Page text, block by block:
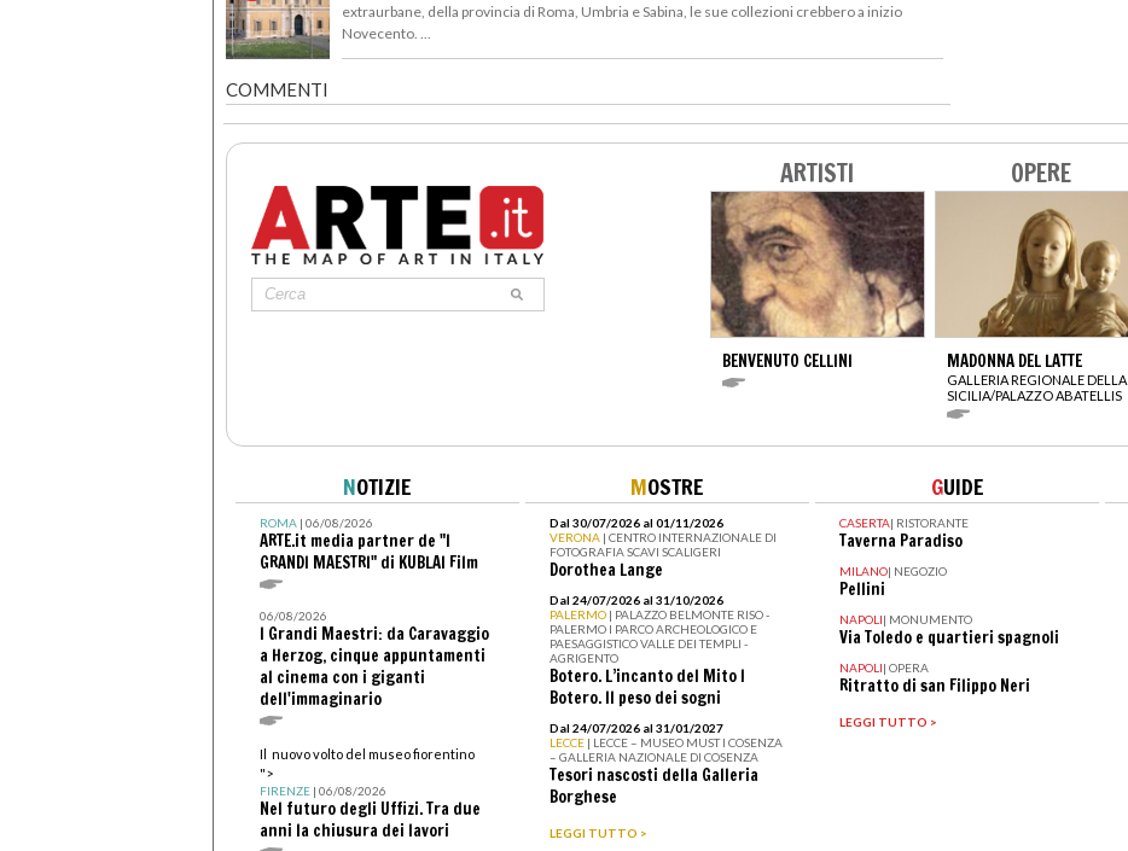
extraurbane, della provincia di Roma, Umbria e Sabina, le sue collezioni crebbero a inizio
Novecento. ...
COMMENTI
ARTISTI
BENVENUTO CELLINI
OPERE
MADONNA DEL LATTE
GALLERIA REGIONALE DELLA
SICILIA/PALAZZO ABATELLIS
NOTIZIE
ROMA| 06/08/2026
ARTE.it media partner de "I
GRANDI MAESTRI" di KUBLAI Film
06/08/2026
I Grandi Maestri: da Caravaggio
a Herzog, cinque appuntamenti
al cinema con i giganti
dell'immaginario
Il nuovo volto del museo fiorentino
">
FIRENZE| 06/08/2026
Nel futuro degli Uffizi. Tra due
anni la chiusura dei lavori
MOSTRE
Dal 30/07/2026 al 01/11/2026
VERONA | CENTRO INTERNAZIONALE DI
FOTOGRAFIA SCAVI SCALIGERI
Dorothea Lange
Dal 24/07/2026 al 31/10/2026
PALERMO | PALAZZO BELMONTE RISO -
PALERMO I PARCO ARCHEOLOGICO E
PAESAGGISTICO VALLE DEI TEMPLI -
AGRIGENTO
Botero. L’incanto del Mito I
Botero. Il peso dei sogni
Dal 24/07/2026 al 31/01/2027
LECCE | LECCE – MUSEO MUST I COSENZA
– GALLERIA NAZIONALE DI COSENZA
Tesori nascosti della Galleria
Borghese
LEGGI TUTTO >
GUIDE
CASERTA| RISTORANTE
Taverna Paradiso
MILANO| NEGOZIO
Pellini
NAPOLI| MONUMENTO
Via Toledo e quartieri spagnoli
NAPOLI| OPERA
Ritratto di san Filippo Neri
LEGGI TUTTO >